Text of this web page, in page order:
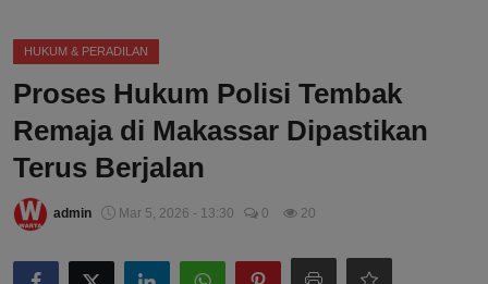
HUKUM & PERADILAN
Proses Hukum Polisi Tembak
Remaja di Makassar Dipastikan
Terus Berjalan
admin Mar 5, 2026 - 13:30 0 20